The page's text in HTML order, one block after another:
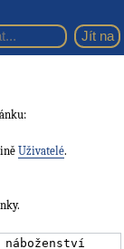
Uživatelé.